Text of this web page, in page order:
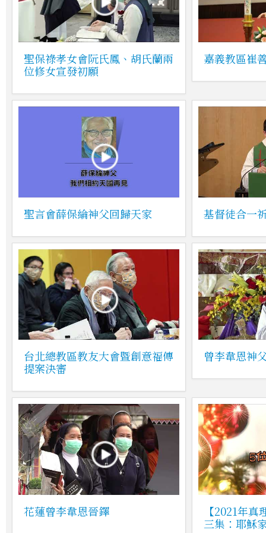
聖保祿孝女會阮氏鳳、胡氏蘭兩
位修女宣發初願
嘉義教區崔
聖言會薛保綸神父回歸天家 基督徒合一
台北總教區教友大會暨創意福傳
提案決審
曾李韋恩神
花蓮曾李韋恩晉鐸
【2021年
三集：耶穌